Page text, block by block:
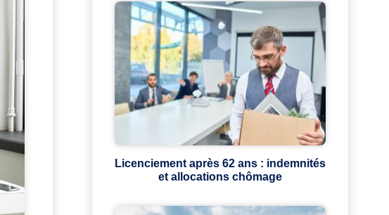
Licenciement après 62 ans : indemnités
et allocations chômage